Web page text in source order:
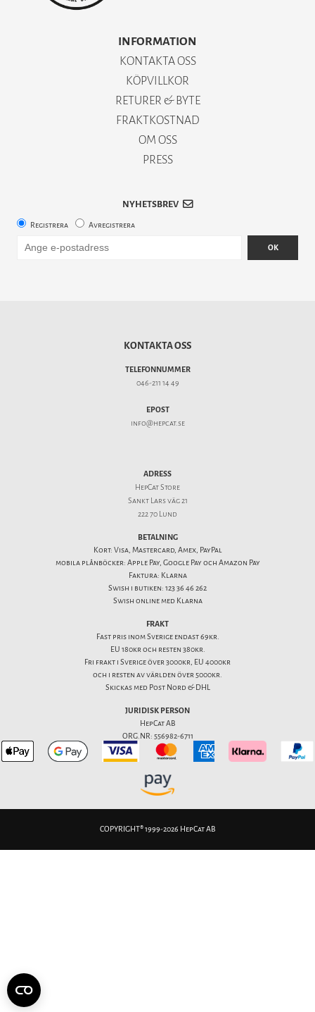
INFORMATION
KONTAKTA OSS
KÖPVILLKOR
RETURER & BYTE
FRAKTKOSTNAD
OM OSS
PRESS
NYHETSBREV
Registrera Avregistrera
OK
KONTAKTA OSS
TELEFONNUMMER
046-211 14 49
EPOST
info@hepcat.se
ADRESS
HepCat Store
Sankt Lars väg 21
222 70 Lund
BETALNING
Kort: Visa, Mastercard, Amex, PayPal
mobila plånböcker: Apple Pay, Google Pay och Amazon Pay
Faktura: Klarna
Swish i butiken: 123 36 46 262
Swish online med Klarna
FRAKT
Fast pris inom Sverige endast 69kr.
EU 180kr och resten 380kr.
Fri frakt i Sverige över 3000kr, EU 4000kr
och i resten av världen över 5000kr.
Skickas med Post Nord & DHL
JURIDISK PERSON
HepCat AB
ORG.NR: 556982-6711
COPYRIGHT® 1999-2026 HepCat AB